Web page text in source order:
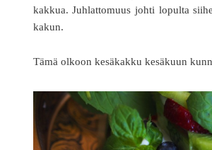
kakkua. Juhlattomuus johti lopulta
kakun.
Tämä olkoon kesäkakku kesäkuun